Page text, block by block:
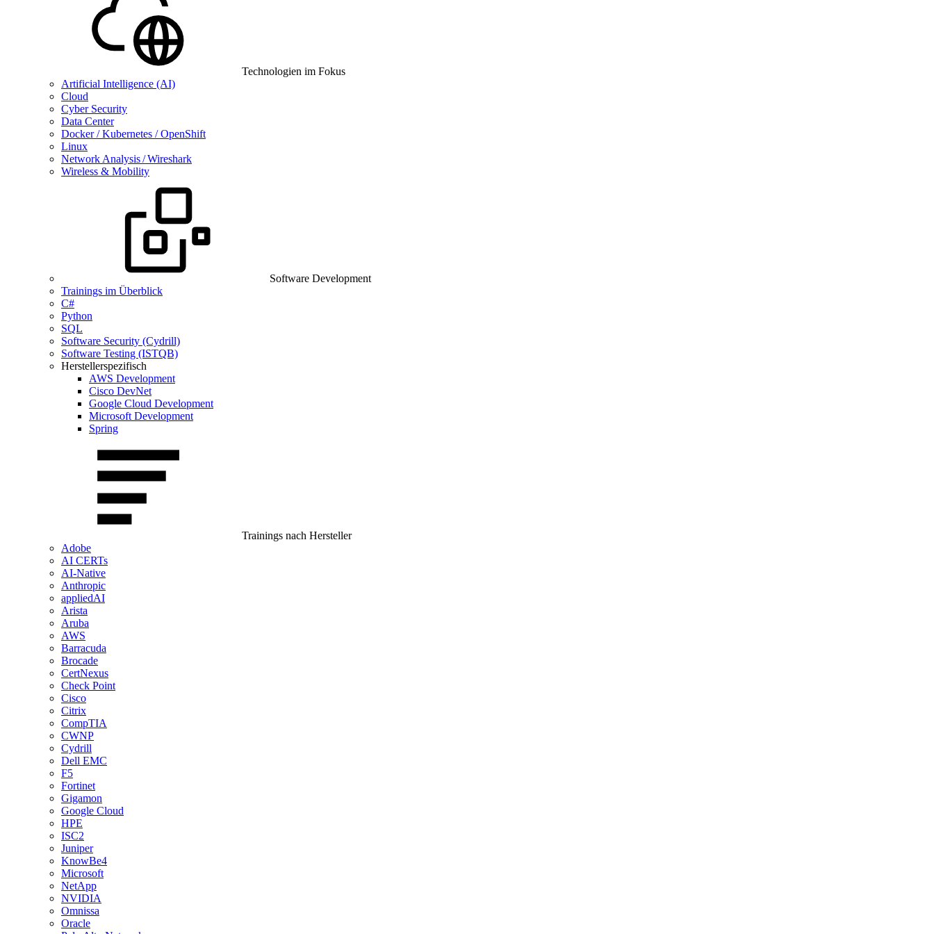
Technologien im Fokus
Artificial Intelligence (AI)
Cloud
Cyber Security
Data Center
Docker / Kubernetes / OpenShift
Linux
Network Analysis / Wireshark
Wireless & Mobility
Software Development
Trainings im Überblick
C#
Python
SQL
Software Security (Cydrill)
Software Testing (ISTQB)
Herstellerspezifisch
AWS Development
Cisco DevNet
Google Cloud Development
Microsoft Development
Spring
Trainings nach Hersteller
Adobe
AI CERTs
AI-Native
Anthropic
appliedAI
Arista
Aruba
AWS
Barracuda
Brocade
CertNexus
Check Point
Cisco
Citrix
CompTIA
CWNP
Cydrill
Dell EMC
F5
Fortinet
Gigamon
Google Cloud
HPE
ISC2
Juniper
KnowBe4
Microsoft
NetApp
NVIDIA
Omnissa
Oracle